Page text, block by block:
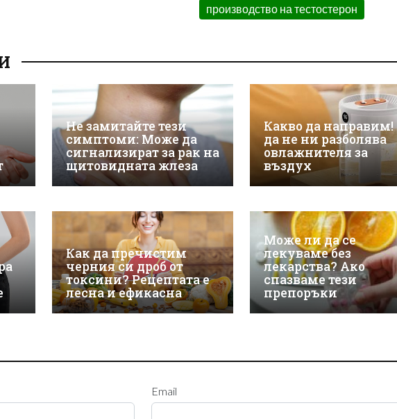
производство на тестостерон
Не замитайте тези
симптоми: Може да
сигнализират за рак на
щитовидната жлеза
Какво да направим!
да не ни разболява
овлажнителя за
въздух
Как да пречистим
черния си дроб от
токсини? Рецептата е
лесна и ефикасна
Може ли да се
лекуваме без
лекарства? Ако
спазваме тези
препоръки
Email